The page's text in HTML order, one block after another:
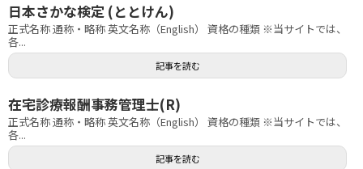
日本さかな検定 (ととけん)
正式名称 通称・略称 英文名称（English） 資格の種類 ※当サイトでは、
各...
記事を読む
在宅診療報酬事務管理士(R)
正式名称 通称・略称 英文名称（English） 資格の種類 ※当サイトでは、
各...
記事を読む